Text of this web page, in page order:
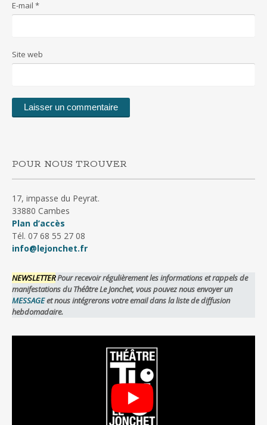
E-mail *
Site web
POUR NOUS TROUVER
17, impasse du Peyrat.
33880 Cambes
Plan d’accès
Tél. 07 68 55 27 08
info@lejonchet.fr
NEWSLETTERPour recevoir régulièrement les informations et rappels de
manifestations du Théâtre Le Jonchet, vous pouvez nous envoyer un
MESSAGEet nous intégrerons votre email dans la liste de diffusion
hebdomadaire.